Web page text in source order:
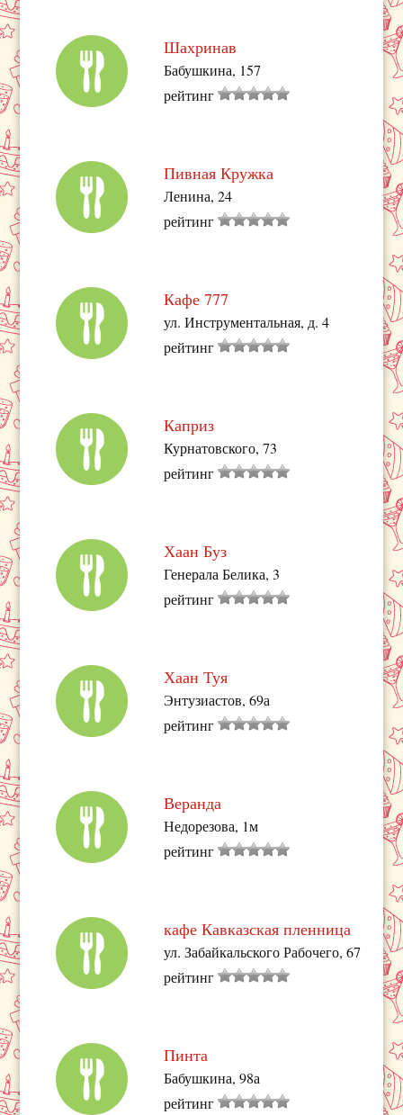
Шахринав
Бабушкина, 157
рейтинг
Пивная Кружка
Ленина, 24
рейтинг
Кафе 777
ул. Инструментальная, д. 4
рейтинг
Каприз
Курнатовского, 73
рейтинг
Хаан Буз
Генерала Белика, 3
рейтинг
Хаан Туя
Энтузиастов, 69а
рейтинг
Веранда
Недорезова, 1м
рейтинг
кафе Кавказская пленница
ул. Забайкальского Рабочего, 67
рейтинг
Пинта
Бабушкина, 98а
рейтинг